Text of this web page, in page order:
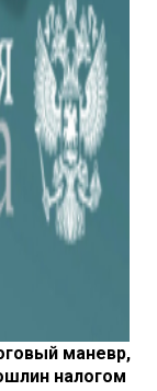
маневр,
на­логом